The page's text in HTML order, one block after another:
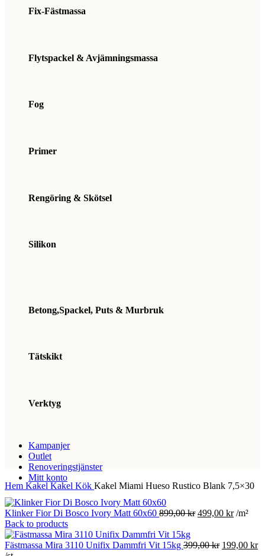
Fix-Fästmassa
Flytspackel & Avjämningsmassa
Fog
Primer
Rengöring & Skötsel
Silikon
Betong,Spackel, Puts & Murbruk
Tätskikt
Verktyg
Kampanjer
Outlet
Renoveringstjänster
Mitt konto
Hem Kakel Kakel Kök Kakel Miami Hueso Rustico Blank 7,5×30
Klinker Fior Di Bosco Ivory Matt 60x60 899,00kr Det
var:
499,00 krDet
är:
/m²
Back to products
Fästmassa Mira 3110 Unifix Dammfri Vit 15kg 399,00kr Det
199,00 kr